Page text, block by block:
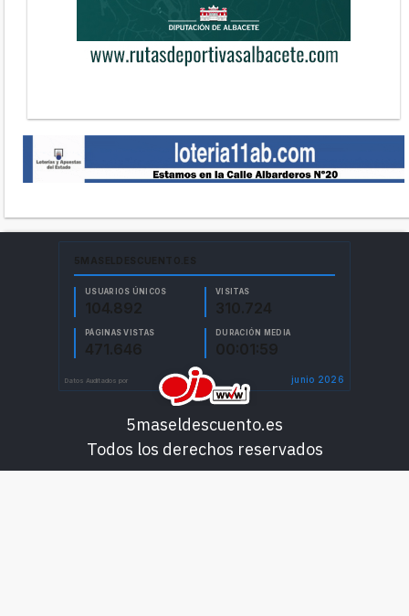
5maseldescuento.es
Todos los derechos reservados